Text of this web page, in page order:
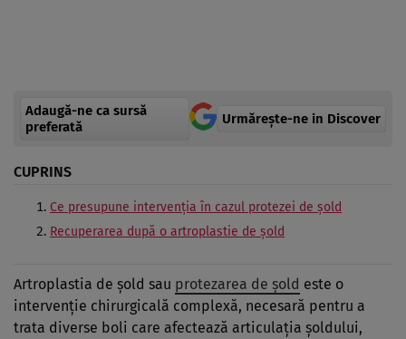
Adaugă-ne ca sursă
preferată
Urmărește-ne in Discover
CUPRINS
Ce presupune intervenția în cazul protezei de șold
Recuperarea după o artroplastie de șold
Artroplastia de șold sau protezarea de șold este o
intervenție chirurgicală complexă, necesară pentru a
trata diverse boli care afectează articulația șoldului,